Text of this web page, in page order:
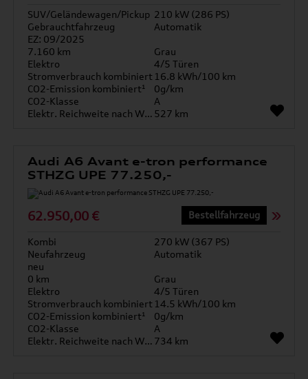
SUV/Geländewagen/Pickup 210 kW (286 PS)
Gebrauchtfahrzeug
Automatik
EZ: 09/2025
7.160 km
Grau
Elektro
4/5 Türen
Stromverbrauch kombiniert 16.8 kWh/100 km
CO2-Emission kombiniert¹
0g/km
CO2-Klasse
A
Elektr. Reichweite nach WLTP* 527 km
Audi A6 Avant e-tron performance
STHZG UPE 77.250,-
62.950,00 € Bestellfahrzeug
Kombi
270 kW (367 PS)
Neufahrzeug
Automatik
neu
0 km
Grau
Elektro
4/5 Türen
Stromverbrauch kombiniert 14.5 kWh/100 km
CO2-Emission kombiniert¹
0g/km
CO2-Klasse
A
Elektr. Reichweite nach WLTP* 734 km